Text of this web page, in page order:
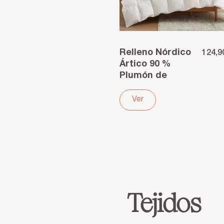
Relleno Nórdico
Ártico 90 %
Plumón de
Ganso –
Ligereza y
calidez natural
Ver
Tejidos